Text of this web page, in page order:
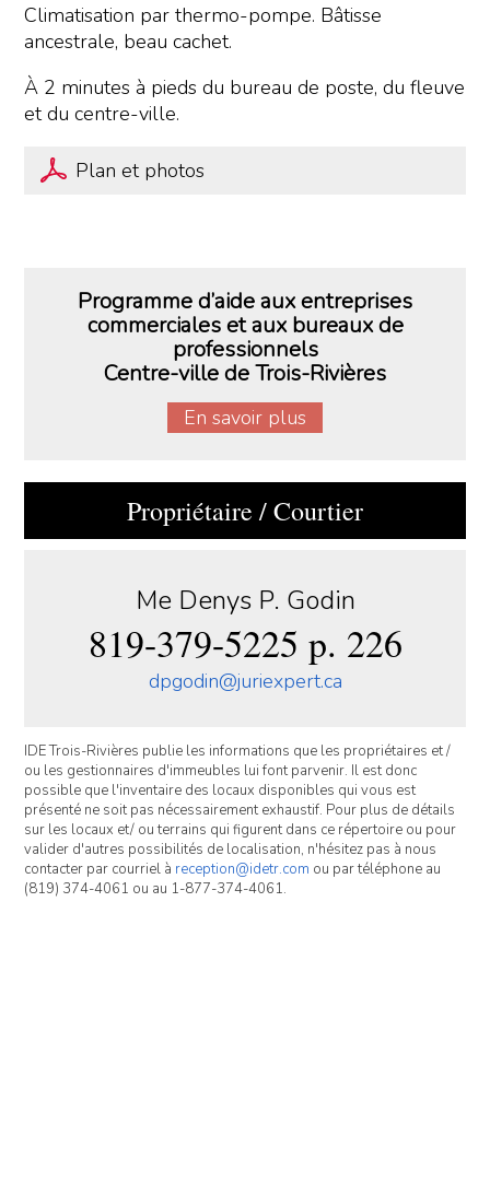
Climatisation par thermo-pompe. Bâtisse
ancestrale, beau cachet.
À 2 minutes à pieds du bureau de poste, du fleuve
et du centre-ville.
Plan et photos
Programme d’aide aux entreprises
commerciales et aux bureaux de
professionnels
Centre-ville de Trois-Rivières
En savoir plus
Propriétaire / Courtier
Me Denys P. Godin
819-379-5225 p. 226
dpgodin@juriexpert.ca
IDE Trois-Rivières publie les informations que les propriétaires et /
ou les gestionnaires d'immeubles lui font parvenir. Il est donc
possible que l'inventaire des locaux disponibles qui vous est
présenté ne soit pas nécessairement exhaustif. Pour plus de détails
sur les locaux et/ ou terrains qui figurent dans ce répertoire ou pour
valider d'autres possibilités de localisation, n'hésitez pas à nous
contacter par courriel à reception@idetr.com ou par téléphone au
(819) 374-4061 ou au 1-877-374-4061.